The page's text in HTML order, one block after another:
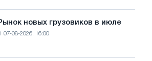
новых грузовиков в июле
07-08-2026, 16:00